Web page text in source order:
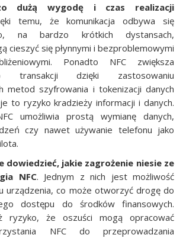
dużą wygodę i czas realizacji
temu, że komunikacja odbywa się
na bardzo krótkich dystansach,
cieszyć się płynnymi i bezproblemowymi
Ponadto NFC zwiększa
transakcji dzięki zastosowaniu
metod szyfrowania i tokenizacji danych
to ryzyko kradzieży informacji i danych.
umożliwia prostą wymianę danych,
czy nawet używanie telefonu jako
dowiedzieć, jakie zagrożenie niesie ze
NFC. Jednym z nich jest możliwość
urządzenia, co może otworzyć drogę do
dostępu do środków finansowych.
ryzyko, że oszuści mogą opracować
NFC do przeprowadzania